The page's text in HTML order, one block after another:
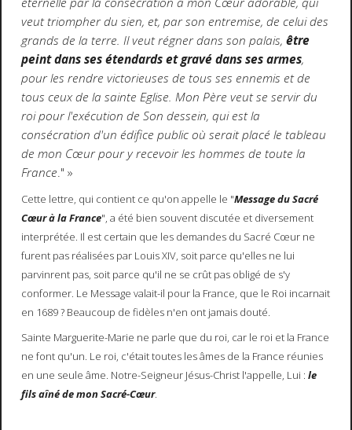
veut triompher du sien, et, par son entremise, de celui des
grands de la terre. Il veut régner dans son palais, être
peint dans ses étendards et gravé dans ses armes,
pour les rendre victorieuses de tous ses ennemis et de
tous ceux de la sainte Eglise. Mon Père veut se servir du
roi pour l'exécution de Son dessein, qui est la
consécration d'un édifice public où serait placé le tableau
de mon Cœur pour y recevoir les hommes de toute la
France." »
Cette lettre, qui contient ce qu'on appelle le "Message du Sacré
Cœur à la France", a été bien souvent discutée et diversement
interprétée. Il est certain que les demandes du Sacré Cœur ne
furent pas réalisées par Louis XIV, soit parce qu'elles ne lui
parvinrent pas, soit parce qu'il ne se crût pas obligé de s'y
conformer. Le Message valait-il pour la France, que le Roi incarnait
en 1689 ? Beaucoup de fidèles n'en ont jamais douté.
Sainte Marguerite-Marie ne parle que du roi, car le roi et la France
ne font qu'un. Le roi, c'était toutes les âmes de la France réunies
en une seule âme. Notre-Seigneur Jésus-Christ l'appelle, Lui : le
fils aîné de mon Sacré-Cœur.